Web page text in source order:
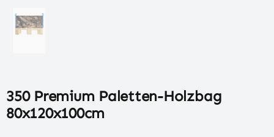
350 Premium Paletten-Holzbag
80x120x100cm